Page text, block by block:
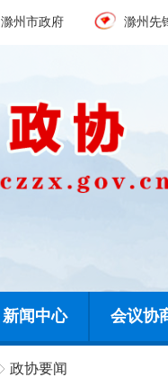
滁州市政府 滁州先
新闻中心 会议协
政协要闻